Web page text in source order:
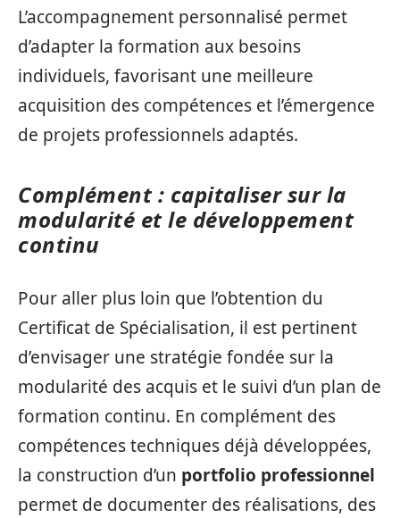
L’accompagnement personnalisé permet
d’adapter la formation aux besoins
individuels, favorisant une meilleure
acquisition des compétences et l’émergence
de projets professionnels adaptés.
Complément : capitaliser sur la
modularité et le développement
continu
Pour aller plus loin que l’obtention du
Certificat de Spécialisation, il est pertinent
d’envisager une stratégie fondée sur la
modularité des acquis et le suivi d’un plan de
formation continu. En complément des
compétences techniques déjà développées,
la construction d’un portfolio professionnel
permet de documenter des réalisations, des